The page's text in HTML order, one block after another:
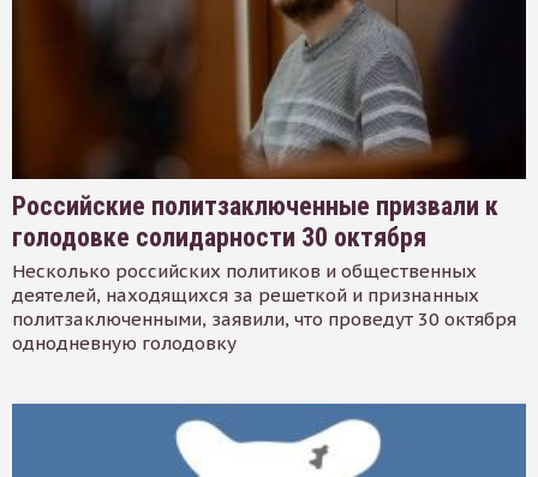
Российские политзаключенные призвали к
голодовке солидарности 30 октября
Несколько российских политиков и общественных
деятелей, находящихся за решеткой и признанных
политзаключенными, заявили, что проведут 30 октября
однодневную голодовку